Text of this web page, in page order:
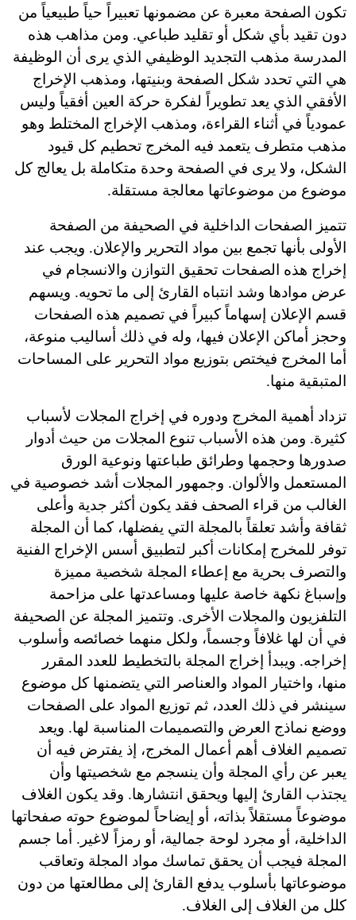
تكون الصفحة معبرة عن مضمونها تعبيراً حياً طبيعياً من
دون تقيد بأي شكل أو تقليد طباعي. ومن مذاهب هذه
المدرسة مذهب التجديد الوظيفي الذي يرى أن الوظيفة
هي التي تحدد شكل الصفحة وبنيتها، ومذهب الإخراج
الأفقي الذي يعد تطويراً لفكرة حركة العين أفقياً وليس
عمودياً في أثناء القراءة، ومذهب الإخراج المختلط وهو
مذهب متطرف يتعمد فيه المخرج تحطيم كل قيود
الشكل، ولا يرى في الصفحة وحدة متكاملة بل يعالج كل
موضوع من موضوعاتها معالجة مستقلة.
تتميز الصفحات الداخلية في الصحيفة من الصفحة
الأولى بأنها تجمع بين مواد التحرير والإعلان. ويجب عند
إخراج هذه الصفحات تحقيق التوازن والانسجام في
عرض موادها وشد انتباه القارئ إلى ما تحويه. ويسهم
قسم الإعلان إسهاماً كبيراً في تصميم هذه الصفحات
وحجز أماكن الإعلان فيها، وله في ذلك أساليب منوعة،
أما المخرج فيختص بتوزيع مواد التحرير على المساحات
المتبقية منها.
تزداد أهمية المخرج ودوره في إخراج المجلات لأسباب
كثيرة. ومن هذه الأسباب تنوع المجلات من حيث أدوار
صدورها وحجمها وطرائق طباعتها ونوعية الورق
المستعمل والألوان. وجمهور المجلات أشد خصوصية في
الغالب من قراء الصحف فقد يكون أكثر جدية وأعلى
ثقافة وأشد تعلقاً بالمجلة التي يفضلها، كما أن المجلة
توفر للمخرج إمكانات أكبر لتطبيق أسس الإخراج الفنية
والتصرف بحرية مع إعطاء المجلة شخصية مميزة
وإسباغ نكهة خاصة عليها ومساعدتها على مزاحمة
التلفزيون والمجلات الأخرى. وتتميز المجلة عن الصحيفة
في أن لها غلافاً وجسماً، ولكل منهما خصائصه وأسلوب
إخراجه. ويبدأ إخراج المجلة بالتخطيط للعدد المقرر
منها، واختيار المواد والعناصر التي يتضمنها كل موضوع
سينشر في ذلك العدد، ثم توزيع المواد على الصفحات
ووضع نماذج العرض والتصميمات المناسبة لها. ويعد
تصميم الغلاف أهم أعمال المخرج، إذ يفترض فيه أن
يعبر عن رأي المجلة وأن ينسجم مع شخصيتها وأن
يجتذب القارئ إليها ويحقق انتشارها. وقد يكون الغلاف
موضوعاً مستقلاً بذاته، أو إيضاحاً لموضوع حوته صفحاتها
الداخلية، أو مجرد لوحة جمالية، أو رمزاً لاغير. أما جسم
المجلة فيجب أن يحقق تماسك مواد المجلة وتعاقب
موضوعاتها بأسلوب يدفع القارئ إلى مطالعتها من دون
كلل من الغلاف إلى الغلاف.